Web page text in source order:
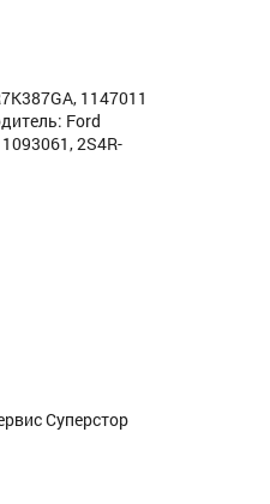
1147011
Ford
2S4R-
Суперстор